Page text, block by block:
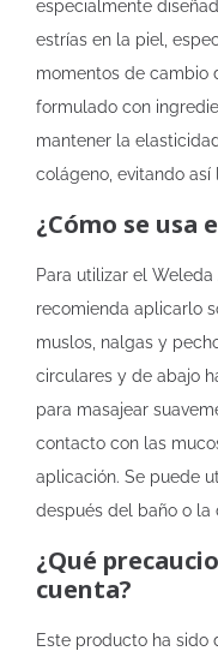
especialmente
estrías en la piel,
momentos de cambio
formulado con
mantener la
colágeno, evitando así
¿Cómo se usa
Para utilizar el
recomienda aplicarlo
muslos, nalgas y
circulares y de abajo
para masajear
contacto con las
aplicación. Se puede
después del baño o la
¿Qué
cuenta?
Este producto ha